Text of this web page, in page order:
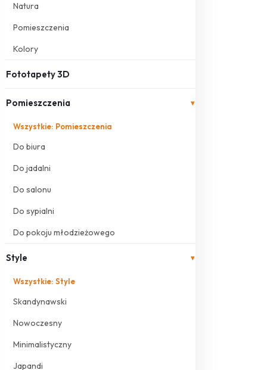
Natura
Pomieszczenia
Kolory
Fototapety 3D
Pomieszczenia ▾
Wszystkie: Pomieszczenia
Do biura
Do jadalni
Do salonu
Do sypialni
Do pokoju młodzieżowego
Style ▾
Wszystkie: Style
Skandynawski
Nowoczesny
Minimalistyczny
Japandi